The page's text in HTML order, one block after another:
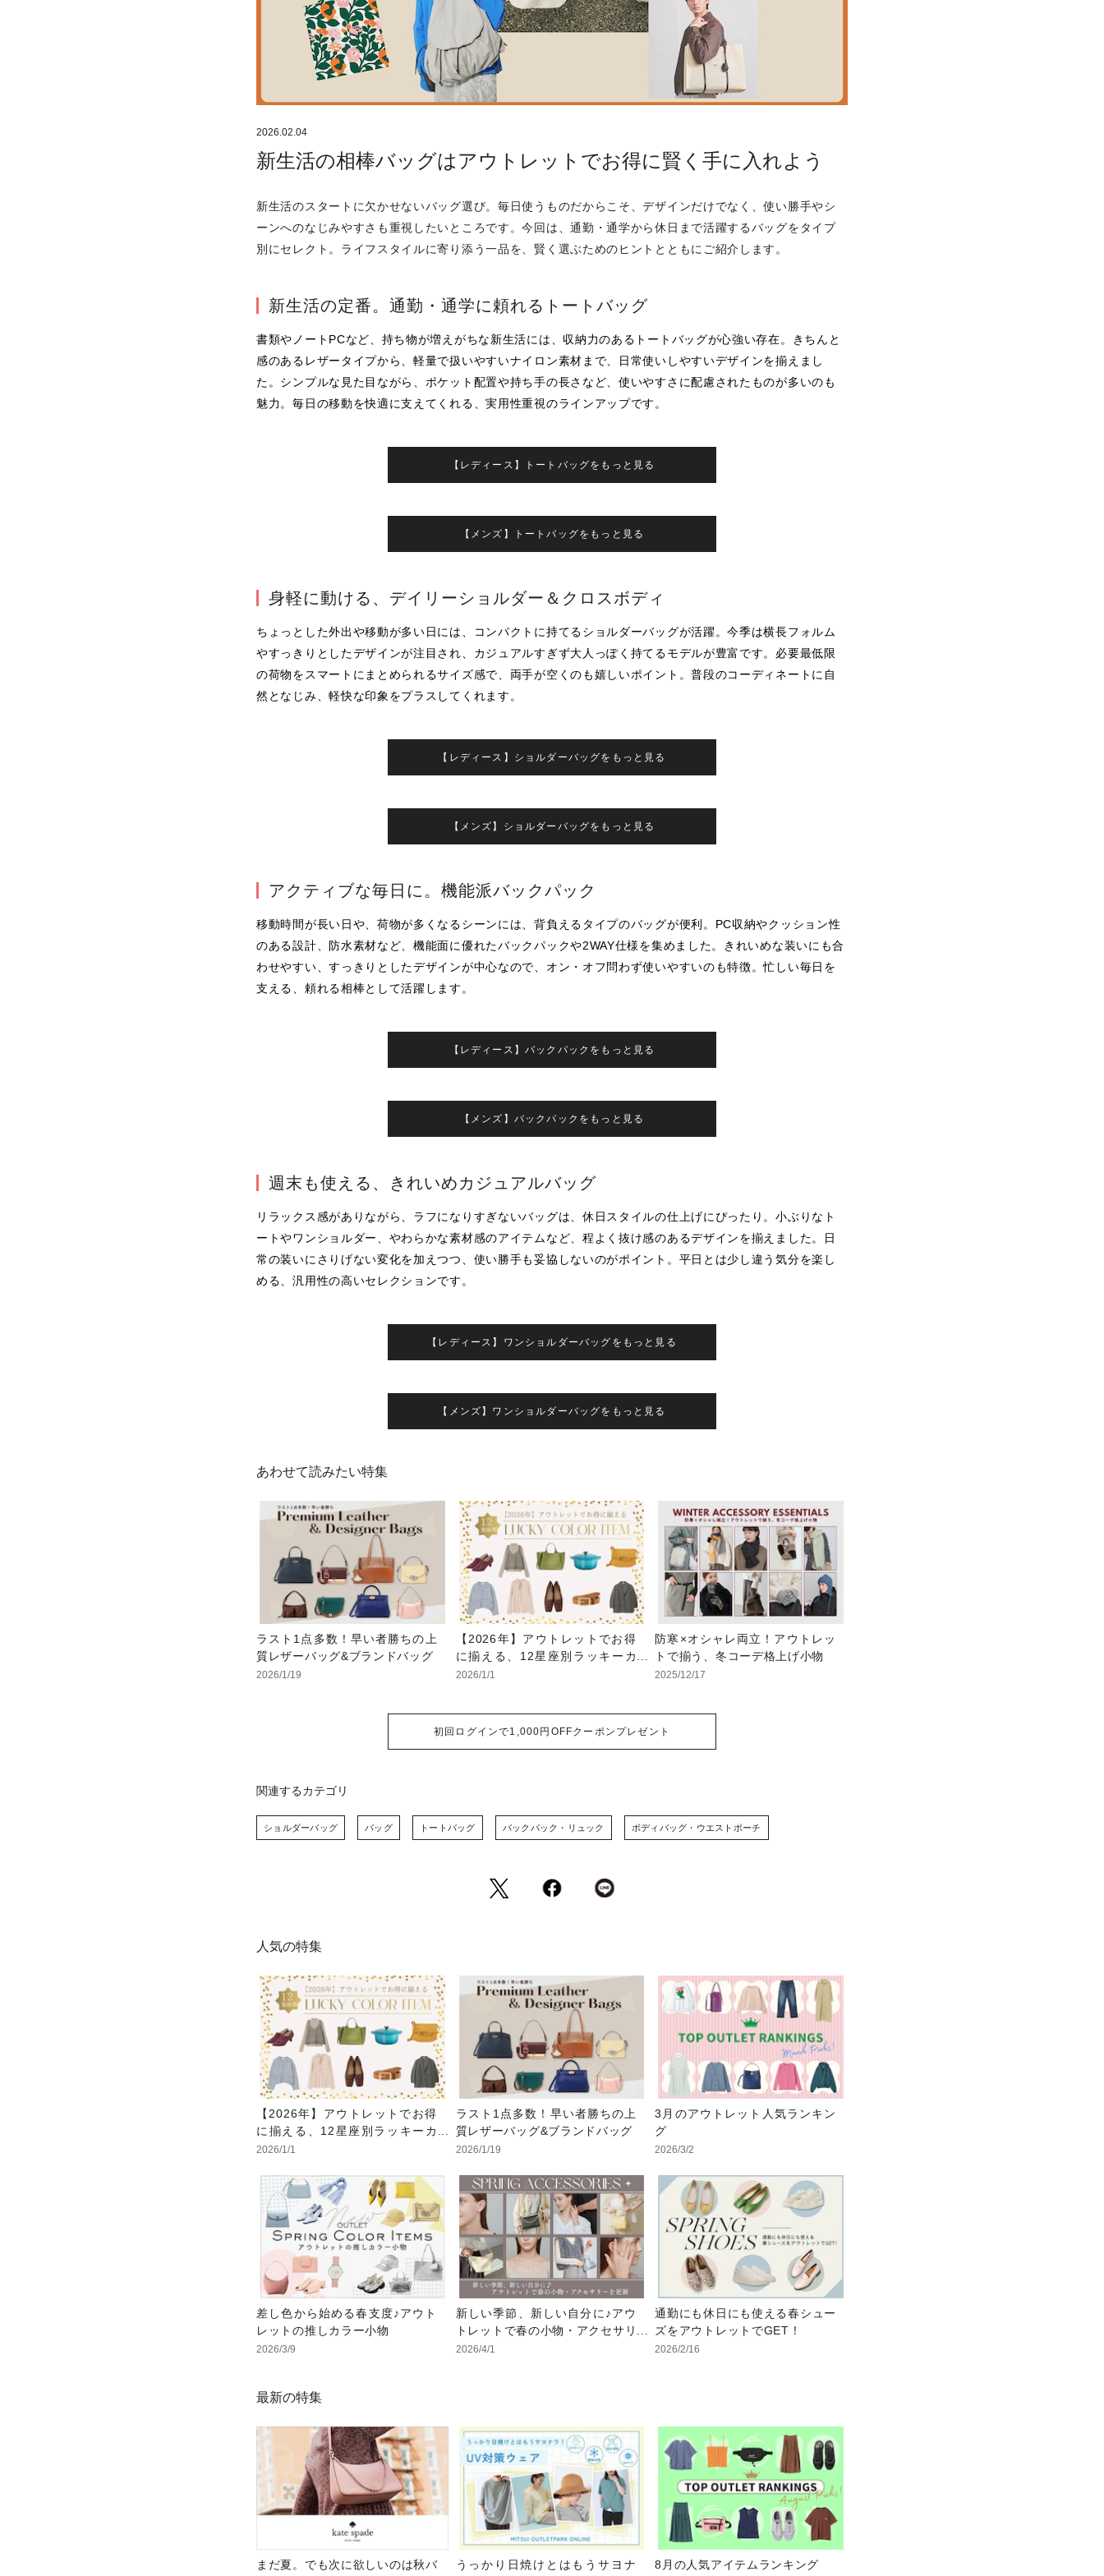
2026.02.04
新生活の相棒バッグはアウトレットでお得に賢く手に入れよう
新生活のスタートに欠かせないバッグ選び。毎日使うものだからこそ、デザインだけでなく、使い勝手やシ
ーンへのなじみやすさも重視したいところです。今回は、通勤・通学から休日まで活躍するバッグをタイプ
別にセレクト。ライフスタイルに寄り添う一品を、賢く選ぶためのヒントとともにご紹介します。
新生活の定番。通勤・通学に頼れるトートバッグ
書類やノートPCなど、持ち物が増えがちな新生活には、収納力のあるトートバッグが心強い存在。きちんと
感のあるレザータイプから、軽量で扱いやすいナイロン素材まで、日常使いしやすいデザインを揃えまし
た。シンプルな見た目ながら、ポケット配置や持ち手の長さなど、使いやすさに配慮されたものが多いのも
魅力。毎日の移動を快適に支えてくれる、実用性重視のラインアップです。
【レディース】トートバッグをもっと見る
【メンズ】トートバッグをもっと見る
身軽に動ける、デイリーショルダー＆クロスボディ
ちょっとした外出や移動が多い日には、コンパクトに持てるショルダーバッグが活躍。今季は横長フォルム
やすっきりとしたデザインが注目され、カジュアルすぎず大人っぽく持てるモデルが豊富です。必要最低限
の荷物をスマートにまとめられるサイズ感で、両手が空くのも嬉しいポイント。普段のコーディネートに自
然となじみ、軽快な印象をプラスしてくれます。
【レディース】ショルダーバッグをもっと見る
【メンズ】ショルダーバッグをもっと見る
アクティブな毎日に。機能派バックパック
移動時間が長い日や、荷物が多くなるシーンには、背負えるタイプのバッグが便利。PC収納やクッション性
のある設計、防水素材など、機能面に優れたバックパックや2WAY仕様を集めました。きれいめな装いにも合
わせやすい、すっきりとしたデザインが中心なので、オン・オフ問わず使いやすいのも特徴。忙しい毎日を
支える、頼れる相棒として活躍します。
【レディース】バックパックをもっと見る
【メンズ】バックパックをもっと見る
週末も使える、きれいめカジュアルバッグ
リラックス感がありながら、ラフになりすぎないバッグは、休日スタイルの仕上げにぴったり。小ぶりなト
ートやワンショルダー、やわらかな素材感のアイテムなど、程よく抜け感のあるデザインを揃えました。日
常の装いにさりげない変化を加えつつ、使い勝手も妥協しないのがポイント。平日とは少し違う気分を楽し
める、汎用性の高いセレクションです。
【レディース】ワンショルダーバッグをもっと見る
【メンズ】ワンショルダーバッグをもっと見る
あわせて読みたい特集
ラスト1点多数！早い者勝ちの上
質レザーバッグ&ブランドバッグ
2026/1/19
【2026年】アウトレットでお得
に揃える、12星座別ラッキーカ
ラー
2026/1/1
防寒×オシャレ両立！アウトレッ
トで揃う、冬コーデ格上げ小物
2025/12/17
初回ログインで1,000円OFFクーポンプレゼント
関連するカテゴリ
ショルダーバッグ バッグ トートバッグ バックパック・リュック ボディバッグ・ウエストポーチ
人気の特集
【2026年】アウトレットでお得
に揃える、12星座別ラッキーカ
ラー
2026/1/1
ラスト1点多数！早い者勝ちの上
質レザーバッグ&ブランドバッグ
2026/1/19
3月のアウトレット人気ランキン
グ
2026/3/2
差し色から始める春支度♪アウト
レットの推しカラー小物
2026/3/9
新しい季節、新しい自分に♪アウ
トレットで春の小物・アクセサリ
ーを更新
2026/4/1
通勤にも休日にも使える春シュー
ズをアウトレットでGET！
2026/2/16
最新の特集
まだ夏。でも次に欲しいのは秋バ
うっかり日焼けとはもうサヨナ
8月の人気アイテムランキング